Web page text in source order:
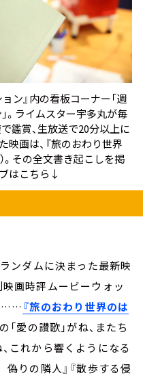
ン』内の看板コーナー「週
。ライムスター宇多丸が毎
鑑賞、生放送で20分以上に
映画は、 『旅のおわり世界
。その全文書き起こしを掲
はこちら↓
ランダムに決まった最新映
画時評ムービーウォッ
…… 『旅のおわり世界のは
「愛の讃歌」がね、またち
これから響くようになる
りの隣人』『散歩する侵